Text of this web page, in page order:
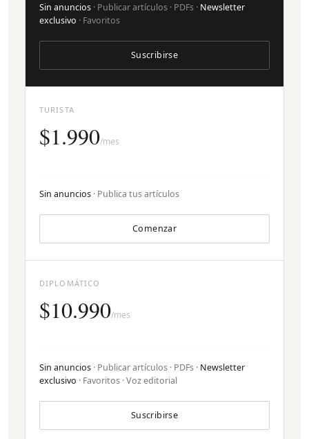
TURISTA
$1.990/mes
Sin anuncios · Publica tus artículos
Comenzar
Sin anuncios · Publicar artículos · PDFs · Newsletter
exclusivo · Favoritos
Suscribirse
DIPLOMÁTICO
$10.990/mes
Sin anuncios · Publicar artículos · PDFs · Newsletter
exclusivo · Favoritos · Voz editorial
Suscribirse